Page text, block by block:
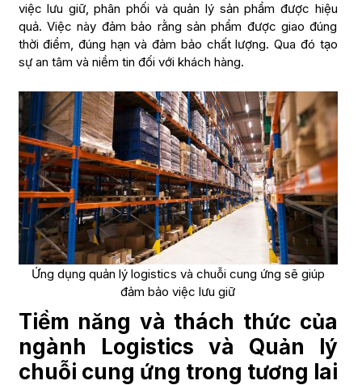
việc lưu giữ, phân phối và quản lý sản phẩm được hiệu
quả. Việc này đảm bảo rằng sản phẩm được giao đúng
thời điểm, đúng hạn và đảm bảo chất lượng. Qua đó tạo
sự an tâm và niềm tin đối với khách hàng.
Ứng dụng quản lý logistics và chuỗi cung ứng sẽ giúp
đảm bảo việc lưu giữ
Tiềm năng và thách thức của
ngành Logistics và Quản lý
chuỗi cung ứng trong tương lai